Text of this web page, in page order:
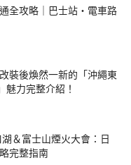
全攻略｜巴士站・電車路
裝後煥然一新的「沖繩東
魅力完整介紹！
湖＆富士山煙火大會：日
完整指南